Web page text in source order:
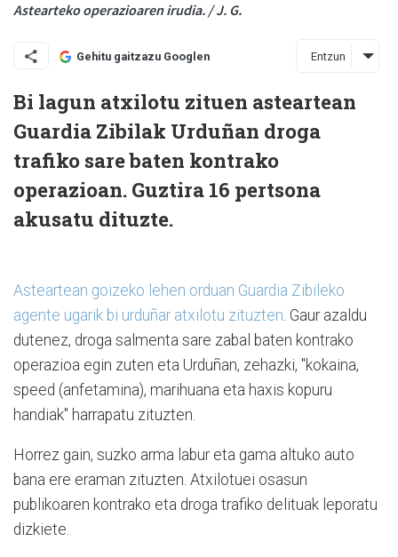
Astearteko operazioaren irudia. / J. G.
Gehitu gaitzazu Googlen Entzun
Bi lagun atxilotu zituen asteartean
Guardia Zibilak Urduñan droga
trafiko sare baten kontrako
operazioan. Guztira 16 pertsona
akusatu dituzte.
Asteartean goizeko lehen orduan Guardia Zibileko
agente ugarik bi urduñar atxilotu zituzten . Gaur azaldu
dutenez, droga salmenta sare zabal baten kontrako
operazioa egin zuten eta Urduñan, zehazki, "kokaina,
speed (anfetamina), marihuana eta haxis kopuru
handiak" harrapatu zituzten.
Horrez gain, suzko arma labur eta gama altuko auto
bana ere eraman zituzten. Atxilotuei osasun
publikoaren kontrako eta droga trafiko delituak leporatu
dizkiete.